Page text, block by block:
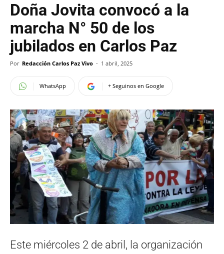
Doña Jovita convocó a la
marcha N° 50 de los
jubilados en Carlos Paz
Por Redacción Carlos Paz Vivo - 1 abril, 2025
WhatsApp + Seguinos en Google
Este miércoles 2 de abril, la organización